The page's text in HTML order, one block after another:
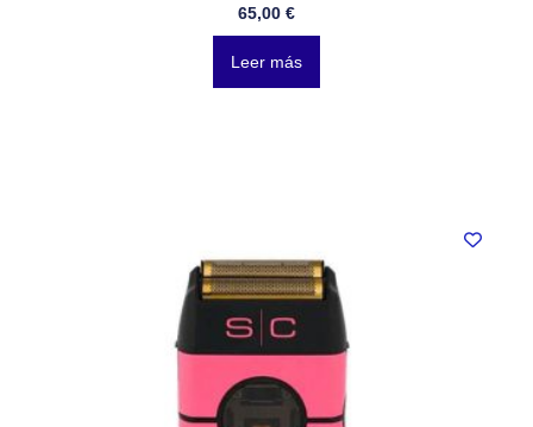
65,00 €
Leer más